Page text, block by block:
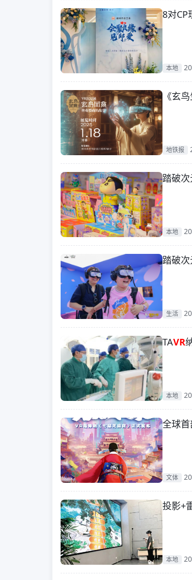
8对CP
本地
《玄
地铁报
踏破
本地
踏破
生活
TAVR
本地
全球首
文体
投影+
本地